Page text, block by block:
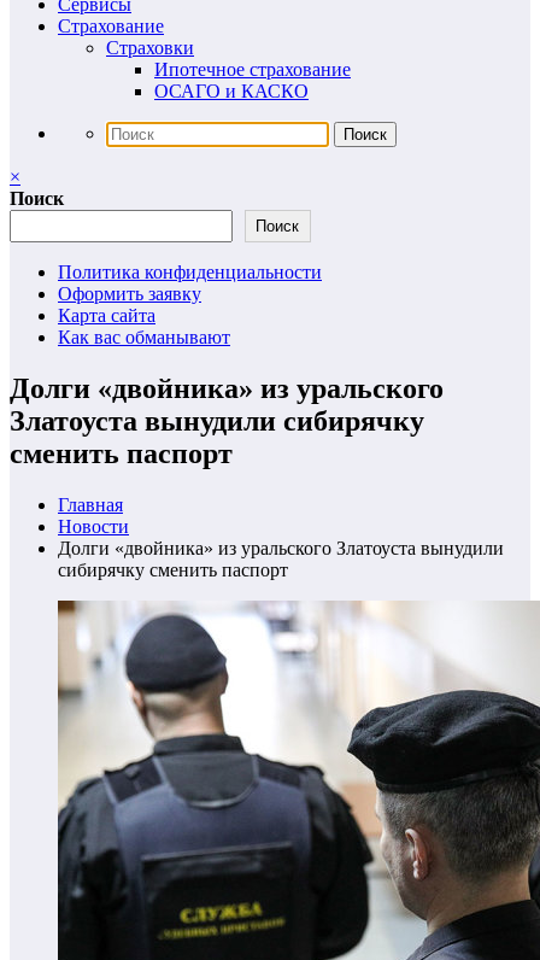
Страхование
Страховки
Ипотечное страхование
ОСАГО и КАСКО
×
Поиск
Поиск
Политика конфиденциальности
Оформить заявку
Карта сайта
Как вас обманывают
Долги «двойника» из уральского
Златоуста вынудили сибирячку
сменить паспорт
Главная
Новости
Долги «двойника» из уральского Златоуста вынудили
сибирячку сменить паспорт